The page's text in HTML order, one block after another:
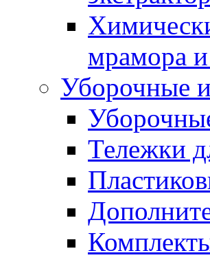
мрамора и
Уборочные
Тележки